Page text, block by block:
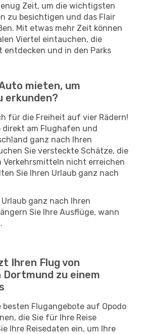
Zeit, um die wichtigsten
zu besichtigen und das Flair
Mit etwas mehr Zeit können
Viertel eintauchen, die
entdecken und in den Parks
mieten, um
erkunden?
für die Freiheit auf vier Rädern!
direkt am Flughafen und
ganz nach Ihren
Sie versteckte Schätze, die
nicht erreichen
Sie Ihren Urlaub ganz nach
ganz nach Ihren
Sie Ihre Ausflüge, wann
Ihren Flug von
Dortmund zu einem
Flugangebote auf Opodo
die Sie für Ihre Reise
Ihre Reisedaten ein, um Ihre